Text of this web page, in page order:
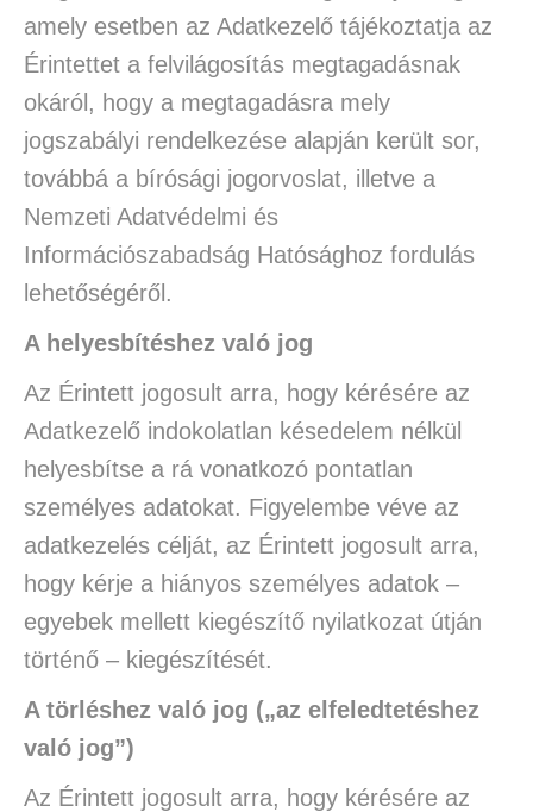
amely esetben az Adatkezelő tájékoztatja az
Érintettet a felvilágosítás megtagadásnak
okáról, hogy a megtagadásra mely
jogszabályi rendelkezése alapján került sor,
továbbá a bírósági jogorvoslat, illetve a
Nemzeti Adatvédelmi és
Információszabadság Hatósághoz fordulás
lehetőségéről.
A helyesbítéshez való jog
Az Érintett jogosult arra, hogy kérésére az
Adatkezelő indokolatlan késedelem nélkül
helyesbítse a rá vonatkozó pontatlan
személyes adatokat. Figyelembe véve az
adatkezelés célját, az Érintett jogosult arra,
hogy kérje a hiányos személyes adatok –
egyebek mellett kiegészítő nyilatkozat útján
történő – kiegészítését.
A törléshez való jog („az elfeledtetéshez
való jog”)
Az Érintett jogosult arra, hogy kérésére az